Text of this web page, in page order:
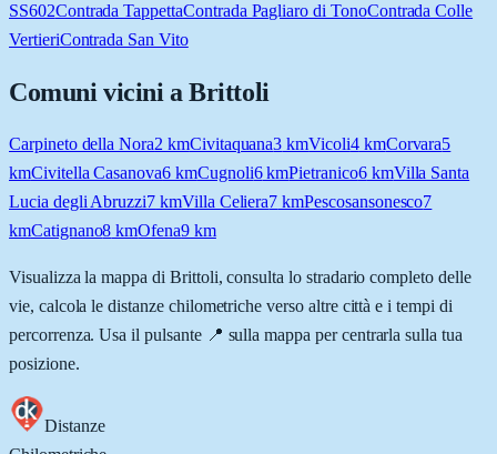
SS602Contrada TappettaContrada Pagliaro di TonoContrada Colle
VertieriContrada San Vito
Comuni vicini aBrittoli
Carpineto della Nora2 kmCivitaquana3 kmVicoli4kmCorvara5
kmCivitella Casanova6 kmCugnoli6kmPietranico6kmVilla Santa
Lucia degli Abruzzi7 kmVilla Celiera7 kmPescosansonesco7
kmCatignano8 kmOfena9 km
Visualizza la mappa di Brittoli, consulta lo stradario completo delle
vie, calcola le distanze chilometriche verso altre città e i tempi di
percorrenza. Usa il pulsante 📍 sulla mappa per centrarla sulla tua
posizione.
Distanze